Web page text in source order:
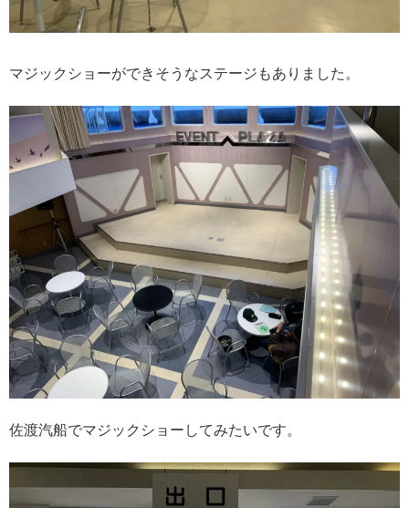
マジックショーができそうなステージもありました。
佐渡汽船でマジックショーしてみたいです。